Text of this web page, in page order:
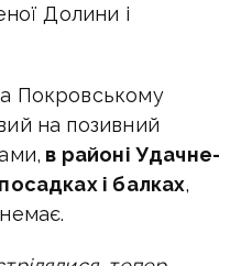
Долини і
Покровському
на позивний
в районі Удачне-
і балках,